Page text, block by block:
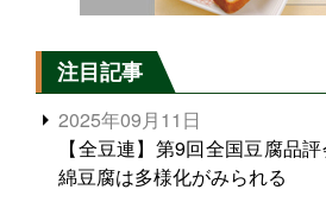
注目記事
2025年09月11日
【全豆連】第9回全国豆腐品
綿豆腐は多様化がみられる